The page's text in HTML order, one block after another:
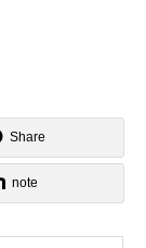
Share
note